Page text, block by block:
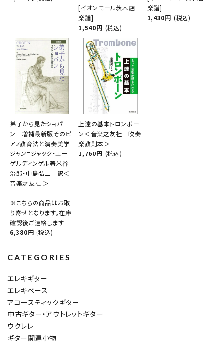
[イオンモール茨木店
楽譜]
1,540円 (税込)
楽譜]
1,430円 (税込)
弟子から見たショパ
ン 増補最新版そのピ
アノ教育法と演奏美学
ジャン=ジャック・エー
ゲルディンゲル著米谷
治郎・中島弘二 訳＜
音楽之友社 ＞
※こちらの商品はお取
り寄せとなります。在庫
確認後ご連絡します
6,380円 (税込)
上達の基本トロンボー
ン＜音楽之友社 吹奏
楽教則本＞
1,760円 (税込)
CATEGORIES
エレキギター
エレキベース
アコースティックギター
中古ギター・アウトレットギター
ウクレレ
ギター関連小物